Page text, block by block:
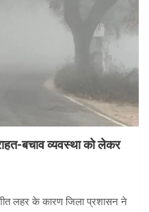
बचाव व्यवस्था को लेकर
लहर के कारण जिला प्रशासन ने